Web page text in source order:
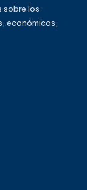
sobre los
económicos,